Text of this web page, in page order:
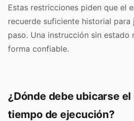
Estas restricciones piden que el
recuerde suficiente historial para
paso. Una instrucción sin estado
forma confiable.
¿Dónde debe ubicarse
tiempo de ejecución?